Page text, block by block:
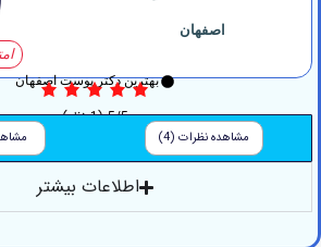
بهترین دکتر پوست اصفهان
5/5 (1 نظر)
مشاهده نظرات (4) مشاهده بیوگرافی
اطلاعات بیشتر